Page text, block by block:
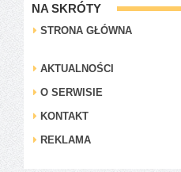
NA SKRÓTY
STRONA GŁÓWNA
AKTUALNOŚCI
O SERWISIE
KONTAKT
REKLAMA